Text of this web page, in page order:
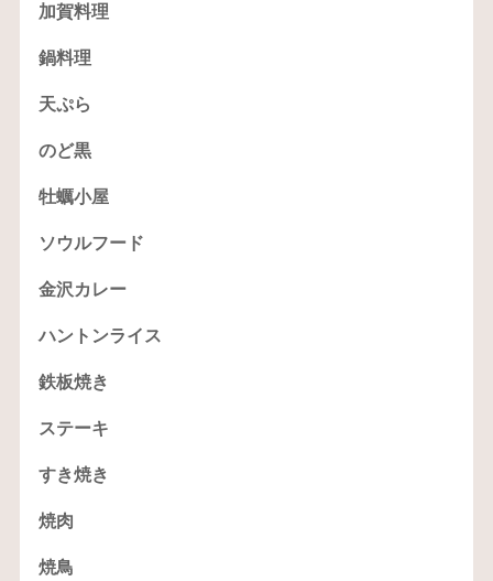
加賀料理
鍋料理
天ぷら
のど黒
牡蠣小屋
ソウルフード
金沢カレー
ハントンライス
鉄板焼き
ステーキ
すき焼き
焼肉
焼鳥